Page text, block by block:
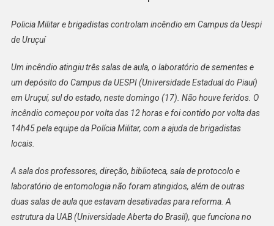
Policia Militar e brigadistas controlam incêndio em Campus da Uespi
de Uruçuí
Um incêndio atingiu três salas de aula, o laboratório de sementes e
um depósito do Campus da UESPI (Universidade Estadual do Piauí)
em Uruçuí, sul do estado, neste domingo (17). Não houve feridos. O
incêndio começou por volta das 12 horas e foi contido por volta das
14h45 pela equipe da Polícia Militar, com a ajuda de brigadistas
locais.
A sala dos professores, direção, biblioteca, sala de protocolo e
laboratório de entomologia não foram atingidos, além de outras
duas salas de aula que estavam desativadas para reforma. A
estrutura da UAB (Universidade Aberta do Brasil), que funciona no